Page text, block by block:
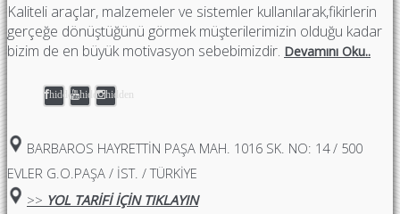
Kaliteli araçlar, malzemeler ve sistemler kullanılarak,fikirlerin
gerçeğe dönüştüğünü görmek müşterilerimizin olduğu kadar
bizim de en büyük motivasyon sebebimizdir. Devamını Oku..
hiddenhiddenhidden
BARBAROS HAYRETTIN PAŞA MAH. 1016 SK. NO: 14 / 500
EVLER G.O.PAŞA / İST. / TÜRKİYE
>> YOL TARİFİ İÇİN TIKLAYIN